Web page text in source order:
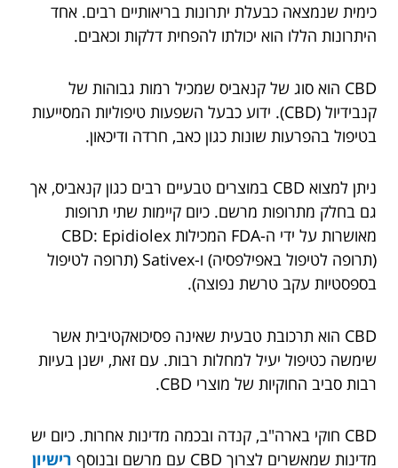
כימית שנמצאה כבעלת יתרונות בריאותיים רבים. אחד
היתרונות הללו הוא יכולתו להפחית דלקות וכאבים.
CBD הוא סוג של קנאביס שמכיל רמות גבוהות של
קנבידיול (CBD). ידוע כבעל השפעות טיפוליות המסייעות
בטיפול בהפרעות שונות כגון כאב, חרדה ודיכאון.
ניתן למצוא CBD במוצרים טבעיים רבים כגון קנאביס, אך
גם בחלק מתרופות מרשם. כיום קיימות שתי תרופות
מאושרות על ידי ה-FDA המכילות CBD: Epidiolex
(תרופה לטיפול באפילפסיה) ו-Sativex (תרופה לטיפול
בספסטיות עקב טרשת נפוצה).
CBD הוא תרכובת טבעית שאינה פסיכואקטיבית אשר
שימשה כטיפול יעיל למחלות רבות. עם זאת, ישנן בעיות
רבות סביב החוקיות של מוצרי CBD.
CBD חוקי בארה"ב, קנדה ובכמה מדינות אחרות. כיום יש
מדינות שמאשרים לצרוך CBD עם מרשם ובנוסף
רישיון